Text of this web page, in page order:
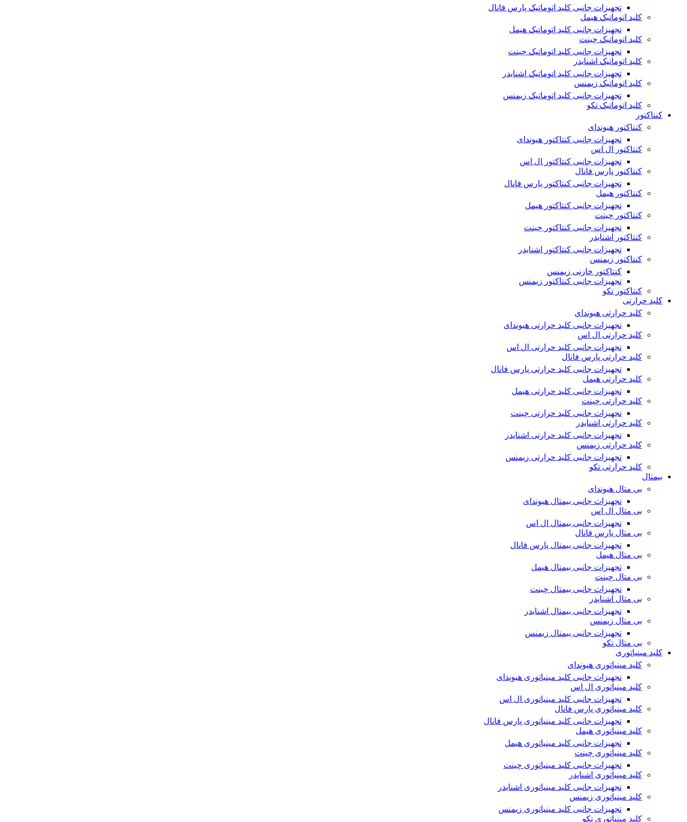
تجهیزات جانبی کلید اتوماتیک پارس فانال
کلید اتوماتیک هیمل
تجهیزات جانبی کلید اتوماتیک هیمل
کلید اتوماتیک چینت
تجهیزات جانبی کلید اتوماتیک چینت
کلید اتوماتیک اشنایدر
تجهیزات جانبی کلید اتوماتیک اشنایدر
کلید اتوماتیک زیمنس
تجهیزات جانبی کلید اتوماتیک زیمنس
کلید اتوماتیک تکو
کنتاکتور
کنتاکتور هیوندای
تجهیزات جانبی کنتاکتور هیوندای
کنتاکتور ال اس
تجهیزات جانبی کنتاکتور ال اس
کنتاکتور پارس فانال
تجهیزات جانبی کنتاکتور پارس فانال
کنتاکتور هیمل
تجهیزات جانبی کنتاکتور هیمل
کنتاکتور چینت
تجهیزات جانبی کنتاکتور چینت
کنتاکتور اشنایدر
تجهیزات جانبی کنتاکتور اشنایدر
کنتاکتور زیمنس
کنتاکتور خازنی زیمنس
تجهیزات جانبی کنتاکتور زیمنس
کنتاکتور تکو
کلید حرارتی
کلید حرارتی هیوندای
تجهیزات جانبی کلید حرارتی هیوندای
کلید حرارتی ال اس
تجهیزات جانبی کلید حرارتی ال اس
کلید حرارتی پارس فانال
تجهیزات جانبی کلید حرارتی پارس فانال
کلید حرارتی هیمل
تجهیزات جانبی کلید حرارتی هیمل
کلید حرارتی چینت
تجهیزات جانبی کلید حرارتی چینت
کلید حرارتی اشنایدر
تجهیزات جانبی کلید حرارتی اشنایدر
کلید حرارتی زیمنس
تجهیزات جانبی کلید حرارتی زیمنس
کلید حرارتی تکو
بیمتال
بی متال هیوندای
تجهیزات جانبی بیمتال هیوندای
بی متال ال اس
تجهیزات جانبی بیمتال ال اس
بی متال پارس فانال
تجهیزات جانبی بیمتال پارس فانال
بی متال هیمل
تجهیزات جانبی بیمتال هیمل
بی متال چینت
تجهیزات جانبی بیمتال چینت
بی متال اشنایدر
تجهیزات جانبی بیمتال اشنایدر
بی متال زیمنس
تجهیزات جانبی بیمتال زیمنس
بی متال تکو
کلید مینیاتوری
کلید مینیاتوری هیوندای
تجهیزات جانبی کلید مینیاتوری هیوندای
کلید مینیاتوری ال اس
تجهیزات جانبی کلید مینیاتوری ال اس
کلید مینیاتوری پارس فانال
تجهیزات جانبی کلید مینیاتوری پارس فانال
کلید مینیاتوری هیمل
تجهیزات جانبی کلید مینیاتوری هیمل
کلید مینیاتوری چینت
تجهیزات جانبی کلید مینیاتوری چینت
کلید مینیاتوری اشنایدر
تجهیزات جانبی کلید مینیاتوری اشنایدر
کلید مینیاتوری زیمنس
تجهیزات جانبی کلید مینیاتوری زیمنس
کلید مینیاتوری تکو